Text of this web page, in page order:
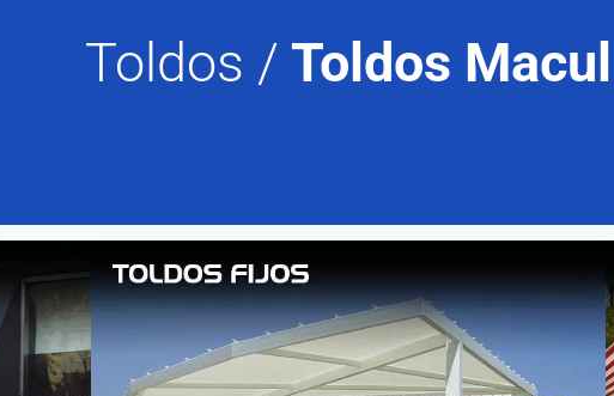
Toldos / Toldos Macul